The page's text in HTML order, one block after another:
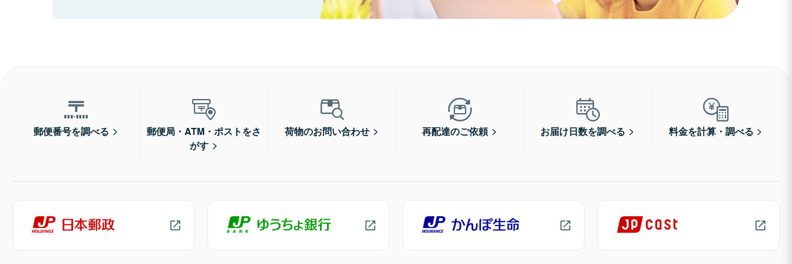
郵便番号を調べる
郵便局・ATM・ポストをさ
がす
荷物のお問い合わせ 再配達のご依頼 お届け日数を調べる 料金を計算・調べる